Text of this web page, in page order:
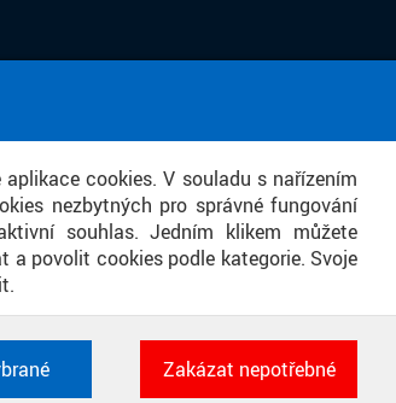
cookies. V souladu s nařízením
nezbytných pro správné fungování
souhlas. Jedním klikem můžete
a povolit cookies podle kategorie. Svoje
Zakázat nepotřebné
FILTRU
SOFTBAL